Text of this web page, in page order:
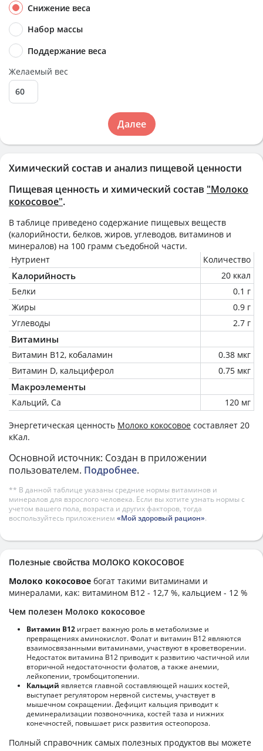
Химический состав и анализ пищевой ценности
Пищевая ценность и химический состав "Молоко
кокосовое".
В таблице приведено содержание пищевых веществ
(калорийности, белков, жиров, углеводов, витаминов и
минералов) на 100 грамм съедобной части.
Нутриент
Количество
Калорийность
20 ккал
Белки
0.1 г
Жиры
0.9 г
Углеводы
2.7 г
Витамины
Витамин В12, кобаламин
0.38 мкг
Витамин D, кальциферол
0.75 мкг
Макроэлементы
Кальций, Ca 120 мг
Энергетическая ценность Молоко кокосовое составляет 20
кКал.
Основной источник: Создан в приложении
пользователем. Подробнее.
** В данной таблице указаны средние нормы витаминов и
минералов для взрослого человека. Если вы хотите узнать нормы с
учетом вашего пола, возраста и других факторов, тогда
воспользуйтесь приложением «Мой здоровый рацион».
Снижение веса
Набор массы
Поддержание веса
Желаемый вес
Далее
Полезные свойства МОЛОКО КОКОСОВОЕ
Молоко кокосовое богат такими витаминами и
минералами, как: витамином B12 - 12,7 %, кальцием - 12 %
Чем полезен Молоко кокосовое
Витамин В12 играет важную роль в метаболизме и
превращениях аминокислот. Фолат и витамин В12 являются
взаимосвязанными витаминами, участвуют в кроветворении.
Недостаток витамина В12 приводит к развитию частичной или
вторичной недостаточности фолатов, а также анемии,
лейкопении, тромбоцитопении.
Кальций является главной составляющей наших костей,
выступает регулятором нервной системы, участвует в
мышечном сокращении. Дефицит кальция приводит к
деминерализации позвоночника, костей таза и нижних
конечностей, повышает риск развития остеопороза.
Полный справочник самых полезных продуктов вы можете